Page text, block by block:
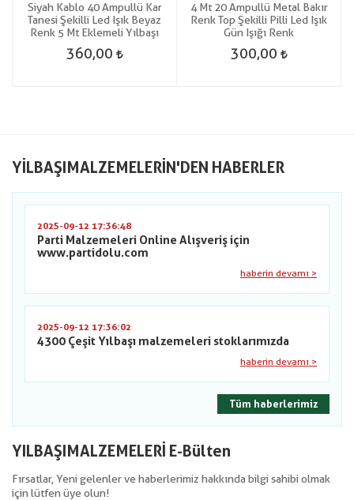
Siyah Kablo 40 Ampullü Kar
Tanesi Şekilli Led Işık Beyaz
Renk 5 Mt Eklemeli Yılbaşı
360,00
4 Mt 20 Ampullü Metal Bakır
Renk Top Şekilli Pilli Led Işık
Gün Işığı Renk
300,00
YILBAŞIMALZEMELERIN'DEN HABERLER
2025-09-12 17:36:48
Parti Malzemeleri Online Alışveriş için
www.partidolu.com
haberin devamı >
2025-09-12 17:36:02
4300 Çeşit Yılbaşı malzemeleri stoklarımızda
haberin devamı >
Tüm haberlerimiz
YILBAŞIMALZEMELERİ E-Bülten
Fırsatlar, Yeni gelenler ve haberlerimiz hakkında bilgi sahibi olmak
için lütfen üye olun!